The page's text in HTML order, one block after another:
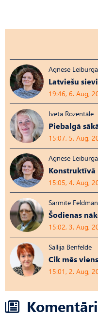
Agnese Leiburga
Latviešu
19:46, 6. Aug,
Iveta Rozentāle
Piebalgā
15:07, 5. Aug,
Agnese Leiburga
15:05, 4. Aug,
Sarmīte
Šodienas
15:02, 3. Aug,
Sallija Benfelde
Cik mēs
15:01, 2. Aug,
Komentāri